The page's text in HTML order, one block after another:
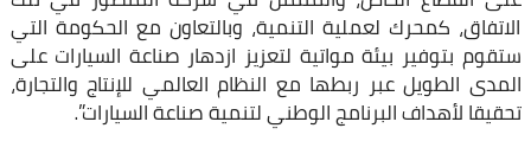
الاتفاق، كمحرك لعملية التنمية، وبالتعاون مع الحكومة التي
ستقوم بتوفير بيئة مواتية لتعزيز ازدهار صناعة السيارات على
المدى الطويل عبر ربطها مع النظام العالمي للإنتاج والتجارة،
تحقيقا لأهداف البرنامج الوطني لتنمية صناعة السيارات”.